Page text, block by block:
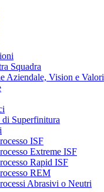
Squadra
Aziendale, Vision e Valori
Superfinitura
ISF
Extreme ISF
Rapid ISF
REM
Abrasivi o Neutri